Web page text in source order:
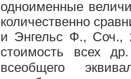
одноименные
количественно
и Энгельс Ф., Соч.,
стоимость всех
всеобщего